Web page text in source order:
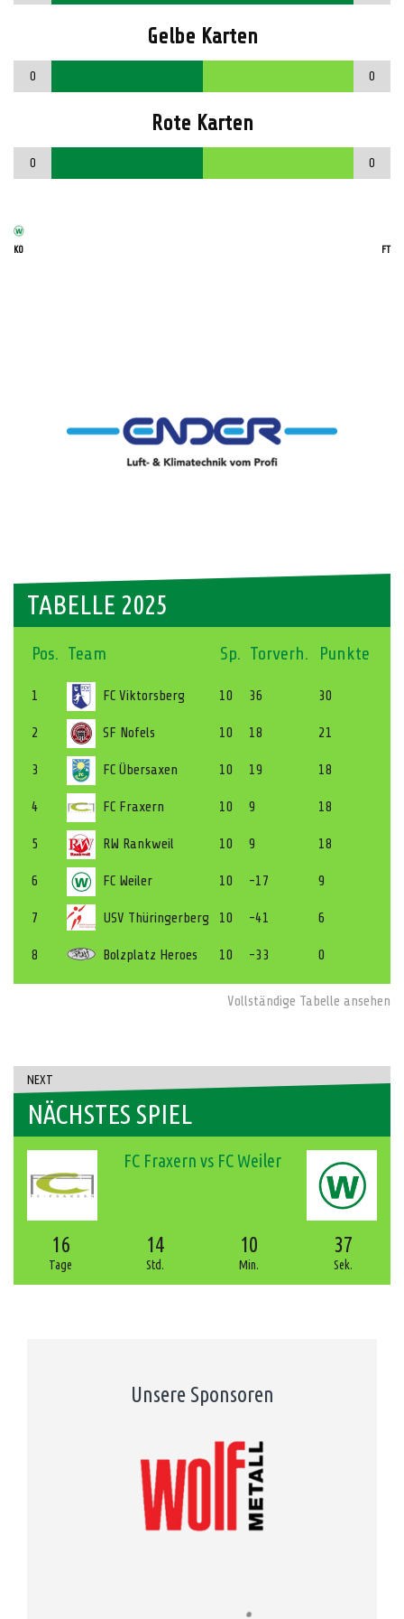
Gelbe Karten
0 0
Rote Karten
0 0
KO FT
TABELLE 2025
Pos. Team Sp. Torverh. Punkte
1 FC Viktorsberg 10 36 30
2 SF Nofels 10 18 21
3 FC Übersaxen 10 19 18
4 FC Fraxern 10 9 18
5 RW Rankweil 10 9 18
6 FC Weiler 10 -17 9
7 USV Thüringerberg 10 -41 6
8 Bolzplatz Heroes 10 -33 0
Vollständige Tabelle ansehen
NEXT
NÄCHSTES SPIEL
FC Fraxern vs FC Weiler
16
Tage
14
Std.
10
Min.
37
Sek.
Unsere Sponsoren